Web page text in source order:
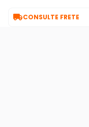
CONSULTE FRETE